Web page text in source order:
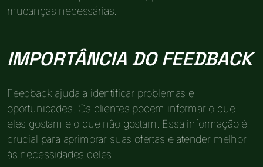
mudanças necessárias.
IMPORTÂNCIA DO FEEDBACK
Feedback ajuda a identificar problemas e
oportunidades. Os clientes podem informar o que
eles gostam e o que não gostam. Essa informação é
crucial para aprimorar suas ofertas e atender melhor
às necessidades deles.